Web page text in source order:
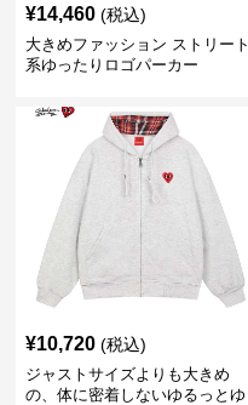
¥14,460 (税込)
大きめファッション ストリート
系ゆったりロゴパーカー
¥10,720 (税込)
ジャストサイズよりも大きめ
の、体に密着しないゆるっとゆ